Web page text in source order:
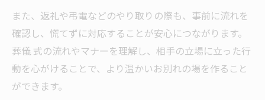
また、返礼や弔電などのやり取りの際も、事前に流れを
確認し、慌てずに対応することが安心につながります。
葬儀 式の流れやマナーを理解し、相手の立場に立った行
動を心がけることで、より温かいお別れの場を作ること
ができます。